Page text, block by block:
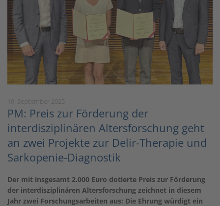
PM: Preis zur Förderung der
interdisziplinären Altersforschung geht
an zwei Projekte zur Delir-Therapie und
Sarkopenie-Diagnostik
Der mit insgesamt 2.000 Euro dotierte Preis zur Förderung
der interdisziplinären Altersforschung zeichnet in diesem
Jahr zwei Forschungsarbeiten aus: Die Ehrung würdigt ein